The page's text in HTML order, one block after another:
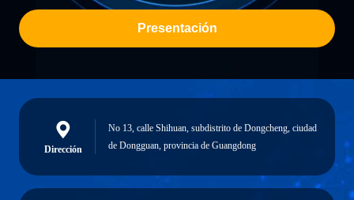
Presentación
Dirección
No 13, calle Shihuan, subdistrito de Dongcheng, ciudad
de Dongguan, provincia de Guangdong